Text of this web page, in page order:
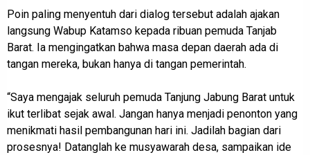
Poin paling menyentuh dari dialog tersebut adalah ajakan
langsung Wabup Katamso kepada ribuan pemuda Tanjab
Barat. Ia mengingatkan bahwa masa depan daerah ada di
tangan mereka, bukan hanya di tangan pemerintah.
“Saya mengajak seluruh pemuda Tanjung Jabung Barat untuk
ikut terlibat sejak awal. Jangan hanya menjadi penonton yang
menikmati hasil pembangunan hari ini. Jadilah bagian dari
prosesnya! Datanglah ke musyawarah desa, sampaikan ide